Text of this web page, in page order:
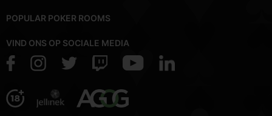
POPULAR POKER ROOMS
VIND ONS OP SOCIALE MEDIA